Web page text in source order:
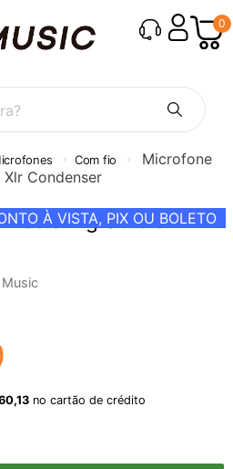
0
Com fio
Microfone
Condenser
À VISTA, PIX OU BOLETO
Irig Studio Xlr
,13 no cartão de crédito